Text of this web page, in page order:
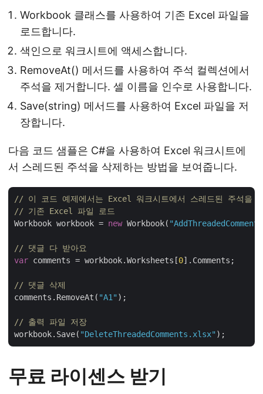
Workbook 클래스를 사용하여 기존 Excel 파일을
로드합니다.
색인으로 워크시트에 액세스합니다.
RemoveAt() 메서드를 사용하여 주석 컬렉션에서
주석을 제거합니다. 셀 이름을 인수로 사용합니다.
Save(string) 메서드를 사용하여 Excel 파일을 저
장합니다.
다음 코드 샘플은 C#을 사용하여 Excel 워크시트에
서 스레드된 주석을 삭제하는 방법을 보여줍니다.
// 이 코드 예제에서는 Excel 워크시트에서 스레드된 주석을
// 기존 Excel 파일 로드
Workbook workbook = new Workbook(
// 댓글 다 받아요
var comments = workbook.Worksheets[0].Comments;
// 댓글 삭제
comments.RemoveAt( "A1" );
// 출력 파일 저장
workbook.Save( "DeleteThreadedComments.xlsx"
무료 라이센스 받기